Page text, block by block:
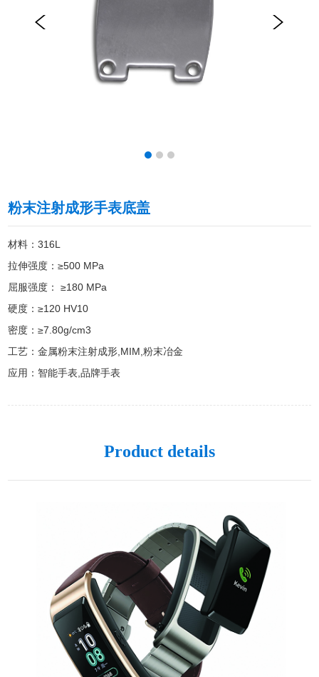
粉末注射成形手表底盖
材料：316L
拉伸强度：≥500 MPa
屈服强度： ≥180 MPa
硬度：≥120 HV10
密度：≥7.80g/cm3
工艺：金属粉末注射成形,MIM,粉末冶金
应用：智能手表,品牌手表
Product details